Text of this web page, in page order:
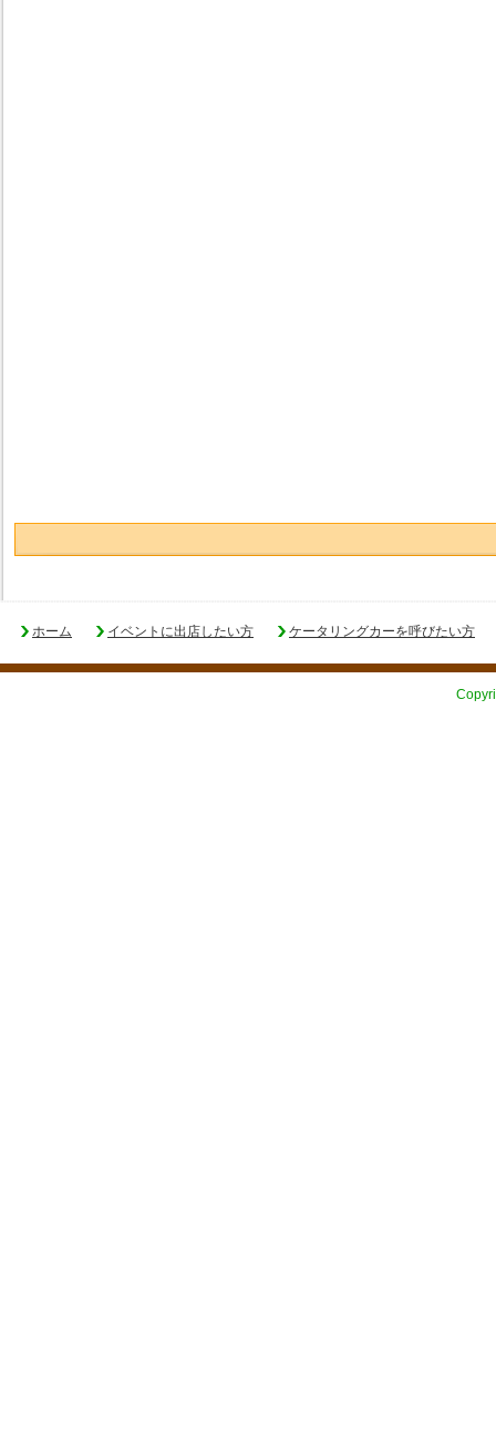
ホーム イベントに出店したい方 ケータリングカーを呼びたい方